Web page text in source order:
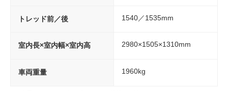
トレッド前／後 1540／1535mm
室内長×室内幅×室内高 2980×1505×1310mm
車両重量 1960kg